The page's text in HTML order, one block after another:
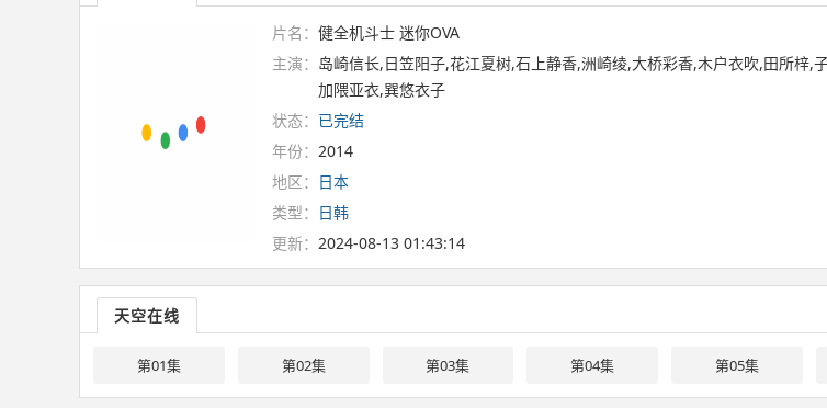
片名： 健全机斗士 迷你OVA
主演： 岛崎信长,日笠阳子,花江夏树,石上静香,洲崎绫,大桥彩香,木户衣吹,田所梓
加隈亚衣,巽悠衣子
状态： 已完结
年份： 2014
地区： 日本
类型： 日韩
更新： 2024-08-13 01:43:14
天空在线
第01集 第02集 第03集 第04集 第05集